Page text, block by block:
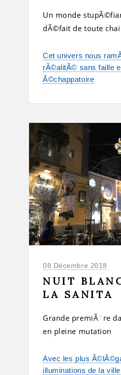
Un monde
dÃ©fait de toute
Cet univers nous
rÃ©alitÃ© sans faille
Ã©chappatoire
08 Décembre 2018
NUIT
LA SANITA
Grande premiÃ¨re
en pleine mutation
Avec les plus
illuminations de la